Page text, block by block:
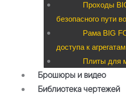
Проходы
безопасного пути
Рама BIG
доступа к агрегатам
Плиты для
Брошюры и видео
Библиотека чертежей